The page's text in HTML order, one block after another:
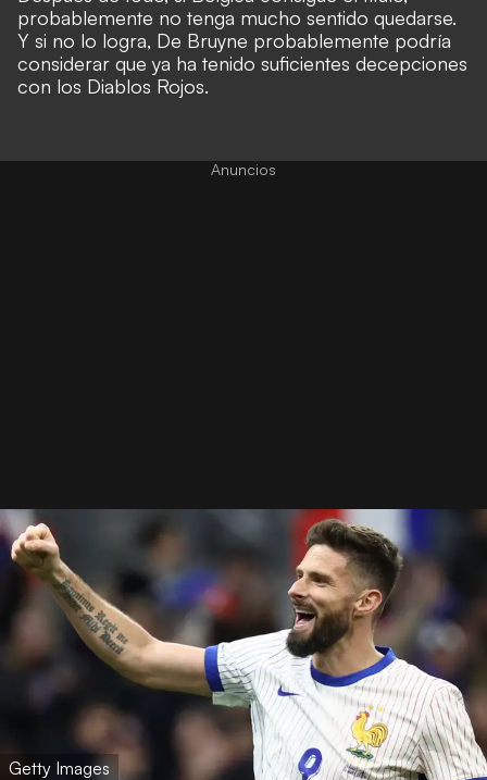
probablemente no tenga mucho sentido quedarse.
Y si no lo logra, De Bruyne probablemente podría
considerar que ya ha tenido suficientes decepciones
con los Diablos Rojos.
Getty Images